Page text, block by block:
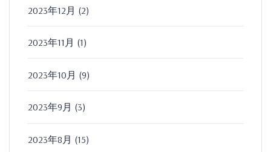
2023年12月 (2)
2023年11月 (1)
2023年10月 (9)
2023年9月 (3)
2023年8月 (15)